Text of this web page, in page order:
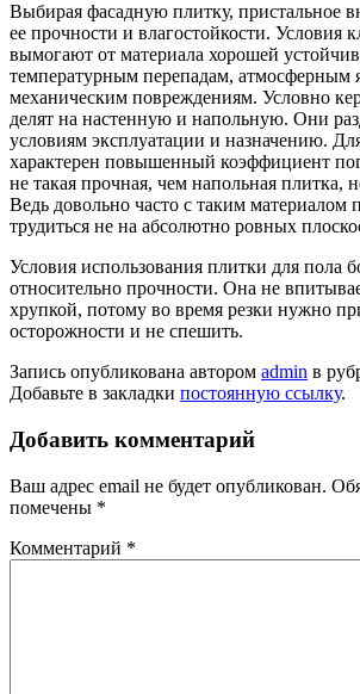
Выбирая фасадную плитку, пристальное
ее прочности и влагостойкости. Условия
вымогают от материала хорошей
температурным перепадам, атмосферным
механическим повреждениям. Условно
делят на настенную и напольную. Они
условиям эксплуатации и назначению.
характерен повышенный коэффициент
не такая прочная, чем напольная плитка,
Ведь довольно часто с таким материалом
трудиться не на абсолютно ровных
Условия использования плитки для пола
относительно прочности. Она не
хрупкой, потому во время резки нужно
осторожности и не спешить.
Запись опубликована автором admin в
Добавьте в закладки постоянную ссылку.
Добавить комментарий
Ваш адрес email не будет опубликован.
помечены *
Комментарий *